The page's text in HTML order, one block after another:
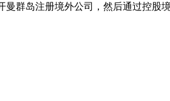
群岛注册境外公司，然后通过控股